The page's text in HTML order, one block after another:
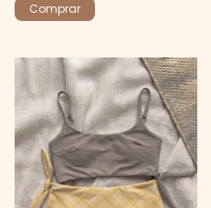
Comprar